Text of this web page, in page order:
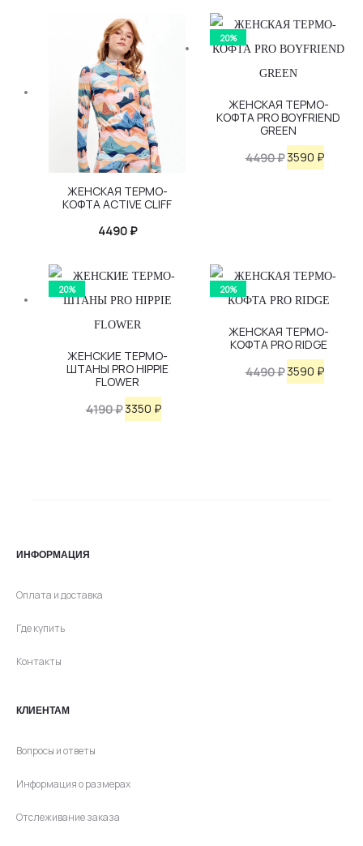
ЖЕНСКАЯ ТЕРМО-
КОФТА ACTIVE CLIFF
4490 ₽
20%
ЖЕНСКАЯ ТЕРМО-
КОФТА PRO BOYFRIEND
GREEN
4490₽ 3590 ₽
20%
ЖЕНСКИЕ ТЕРМО-
ШТАНЫ PRO HIPPIE
FLOWER
4190₽ Первоначальная
3350 ₽Текущая
20%
ЖЕНСКАЯ ТЕРМО-
КОФТА PRO RIDGE
4490₽ 3590 ₽
ИНФОРМАЦИЯ
Оплата и доставка
Где купить
Контакты
КЛИЕНТАМ
Вопросы и ответы
Информация о размерах
Отслеживание заказа